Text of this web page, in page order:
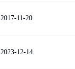
2017-11-20
2023-12-14